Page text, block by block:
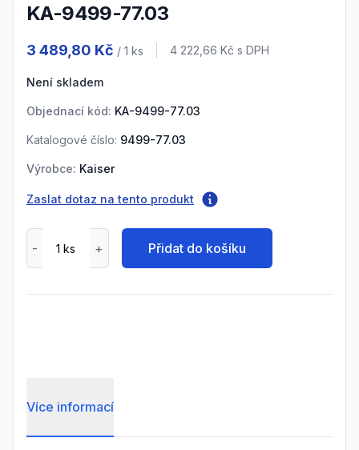
KA-9499-77.03
3 489,80 Kč / 1 ks Cena s DPH
4 222,66 Kč s DPH
Není skladem
Objednací kód: KA-9499-77.03
Katalogové číslo: 9499-77.03
Výrobce: Kaiser
Zaslat dotaz na tento produkt
Přidat do košíku
Více informací